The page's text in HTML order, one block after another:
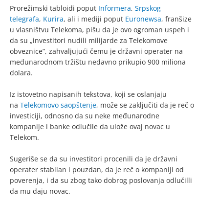
Prorežimski tabloidi poput Informera, Srpskog
telegrafa, Kurira, ali i mediji poput Euronewsa, franšize
u vlasništvu Telekoma, pišu da je ovo ogroman uspeh i
da su „investitori nudili milijarde za Telekomove
obveznice”, zahvaljujući čemu je državni operater na
međunarodnom tržištu nedavno prikupio 900 miliona
dolara.
Iz istovetno napisanih tekstova, koji se oslanjaju
na Telekomovo saopštenje, može se zaključiti da je reč o
investiciji, odnosno da su neke međunarodne
kompanije i banke odlučile da ulože ovaj novac u
Telekom.
Sugeriše se da su investitori procenili da je državni
operater stabilan i pouzdan, da je reč o kompaniji od
poverenja, i da su zbog tako dobrog poslovanja odlučilli
da mu daju novac.